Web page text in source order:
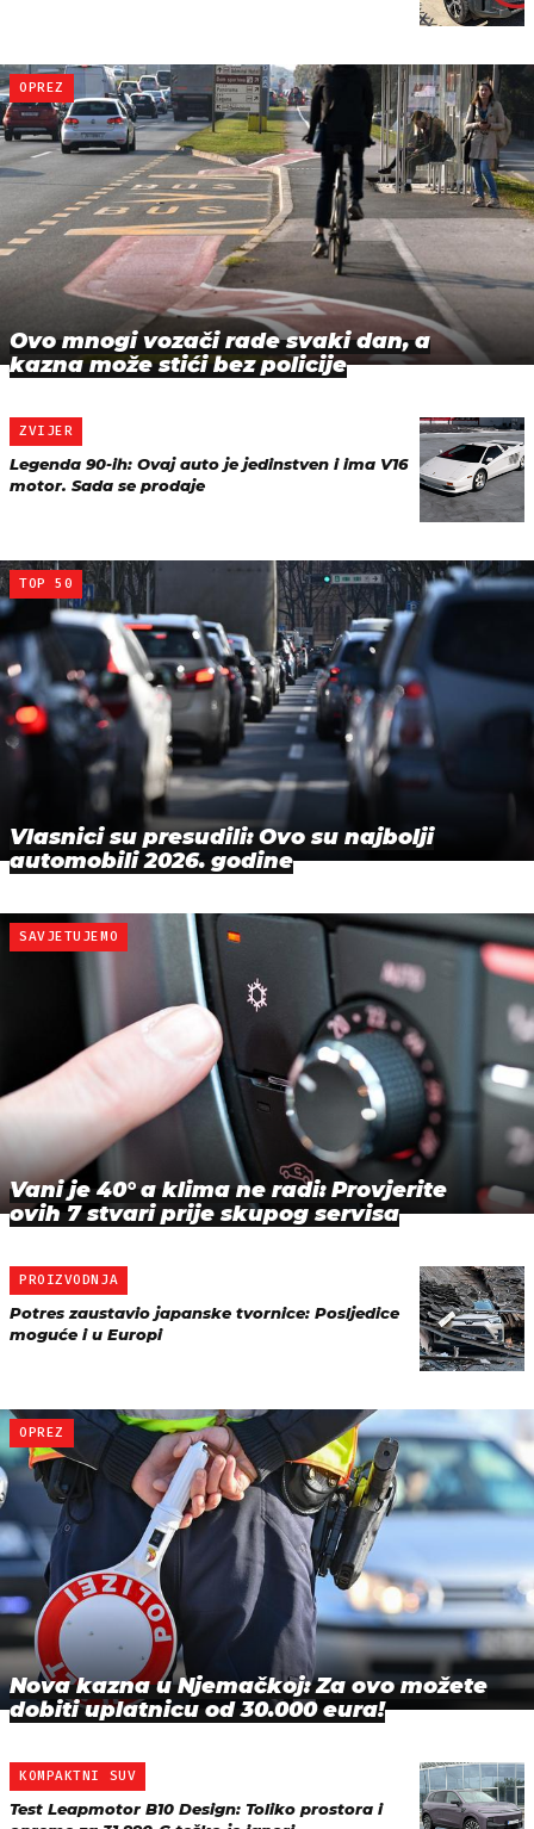
OPREZ
Ovo mnogi vozači rade svaki dan, a
kazna može stići bez policije
ZVIJER
Legenda 90-ih: Ovaj auto je jedinstven i ima V16
motor. Sada se prodaje
TOP 50
Vlasnici su presudili: Ovo su najbolji
automobili 2026. godine
SAVJETUJEMO
Vani je 40° a klima ne radi: Provjerite
ovih 7 stvari prije skupog servisa
PROIZVODNJA
Potres zaustavio japanske tvornice: Posljedice
moguće i u Europi
OPREZ
Nova kazna u Njemačkoj: Za ovo možete
dobiti uplatnicu od 30.000 eura!
KOMPAKTNI SUV
Test Leapmotor B10 Design: Toliko prostora i